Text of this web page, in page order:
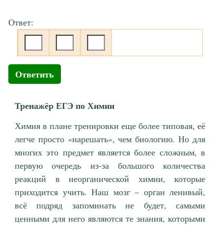
Ответ:
Ответить
Тренажёр ЕГЭ по Химии
Химия в плане тренировки еще более типовая, её
легче просто «нарешать», чем биологию. Но для
многих это предмет является более сложным, в
первую очередь из-за большого количества
реакций в неорганической химии, которые
приходится учить. Наш мозг – орган ленивый,
всё подряд запоминать не будет, самыми
ценными для него являются те знания, которыми